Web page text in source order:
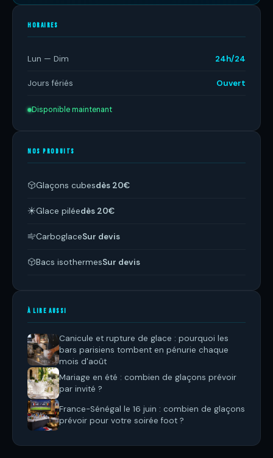
HORAIRES
Lun — Dim 24h/24
Jours fériés Ouvert
Disponible maintenant
NOS PRODUITS
Glaçons cubesdès 20€
Glace piléedès 20€
CarboglaceSur devis
Bacs isothermesSur devis
À LIRE AUSSI
Canicule et rupture de glace : pourquoi les
bars parisiens tombent en pénurie chaque
mois d'août
Mariage en été : combien de glaçons prévoir
par invité ?
France-Sénégal le 16 juin : combien de glaçons
prévoir pour votre soirée foot ?